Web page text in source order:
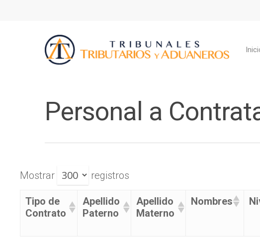
Personal a
Mostrar registros
Tipo de
Contrato
Apellido
Paterno
Apellido
Materno
Nombres